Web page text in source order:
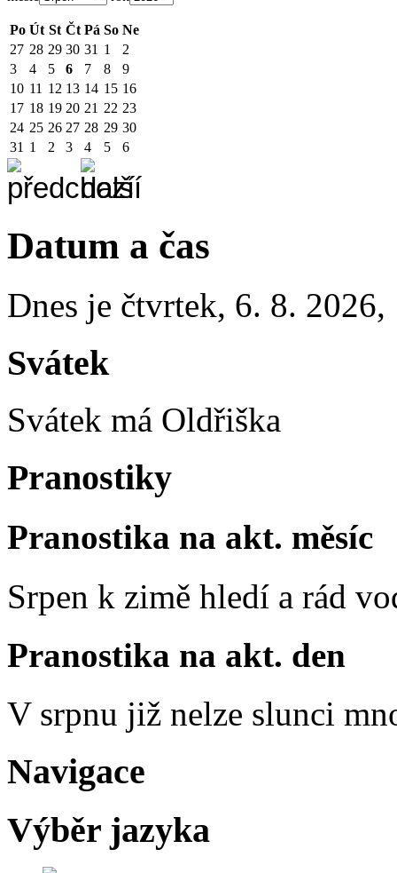
Po Út St Čt Pá So Ne
27 28 29 30 31 1
2
3
4 5 6 7 8
9
10 11 12 13 14 15 16
17 18 19 20 21 22 23
24 25 26 27 28 29 30
31 1 2 3 4 5 6
Datum a čas
Dnes je čtvrtek, 6. 8. 2026,
Svátek
Svátek má Oldřiška
Pranostiky
Pranostika na akt. měsíc
Srpen k zimě hledí a rád
Pranostika na akt. den
V srpnu již nelze slunci
Navigace
Výběr jazyka